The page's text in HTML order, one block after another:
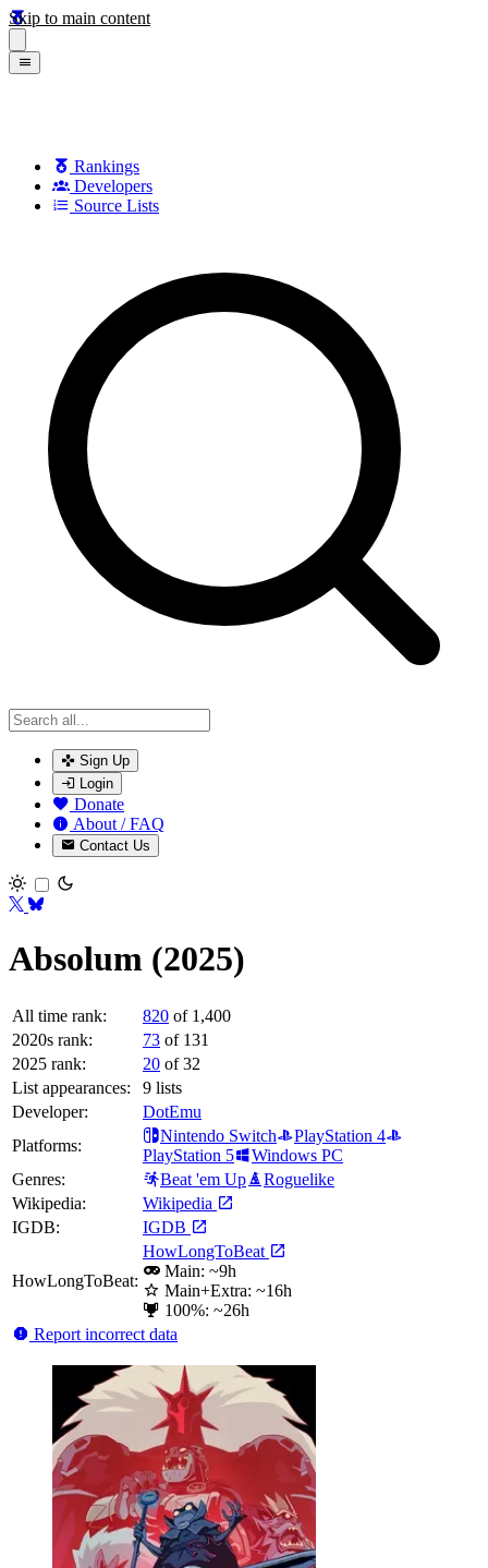
Skip to main content
Rankings
Developers
Source Lists
Sign Up
Login
Donate
About / FAQ
Contact Us
Toggle theme
Absolum (2025)
All time rank: 820 of 1,400
2020s rank:
73 of 131
2025 rank:
20 of 32
List appearances:
9 lists
Developer:
DotEmu
Platforms:
Nintendo Switch
PlayStation 4
PlayStation 5
Windows PC
Genres:
Beat 'em Up
Roguelike
Wikipedia:
Wikipedia
IGDB:
IGDB
HowLongToBeat:
HowLongToBeat
Main: ~9h
Main+Extra: ~16h
100%: ~26h
Report incorrect data